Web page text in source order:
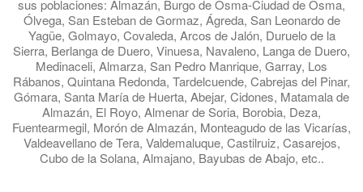
sus poblaciones: Almazán, Burgo de Osma-Ciudad de Osma,
Ólvega, San Esteban de Gormaz, Ágreda, San Leonardo de
Yagüe, Golmayo, Covaleda, Arcos de Jalón, Duruelo de la
Sierra, Berlanga de Duero, Vinuesa, Navaleno, Langa de Duero,
Medinaceli, Almarza, San Pedro Manrique, Garray, Los
Rábanos, Quintana Redonda, Tardelcuende, Cabrejas del Pinar,
Gómara, Santa María de Huerta, Abejar, Cidones, Matamala de
Almazán, El Royo, Almenar de Soria, Borobia, Deza,
Fuentearmegil, Morón de Almazán, Monteagudo de las Vicarías,
Valdeavellano de Tera, Valdemaluque, Castilruiz, Casarejos,
Cubo de la Solana, Almajano, Bayubas de Abajo, etc..